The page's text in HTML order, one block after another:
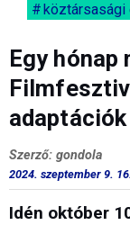
köztársasági
Egy hónap
Szerző: gondola
2024. szeptember 9.
Idén október